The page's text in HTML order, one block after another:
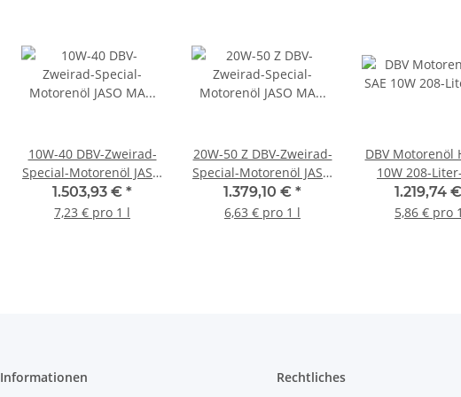
10W-40 DBV-Zweirad-
Special-Motorenöl JASO
MA (4-Takt) 208-Liter-
Fass
1.503,93 € *
7,23 € pro 1 l
20W-50 Z DBV-Zweirad-
Special-Motorenöl JASO
MA (4-Takt) 208-Liter-
Fass
1.379,10 € *
6,63 € pro 1 l
DBV Motorenöl
10W 208-
1.219,74 €
5,86 € pro
Informationen
Rechtliches